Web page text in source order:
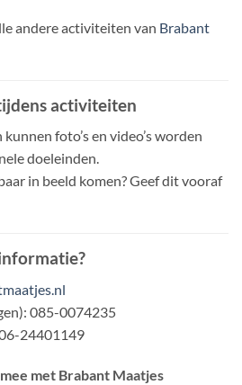
andere activiteiten van Brabant
activiteiten
foto’s en video’s worden
doeleinden.
in beeld komen? Geef dit vooraf
085-0074235
24401149
met Brabant Maatjes